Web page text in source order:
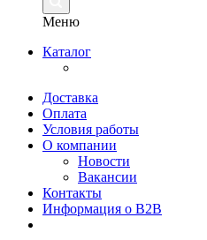
Меню
Каталог
Доставка
Оплата
Условия работы
О компании
Новости
Вакансии
Контакты
Информация о B2B